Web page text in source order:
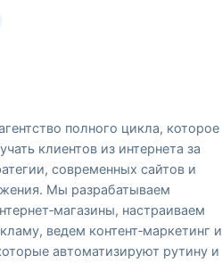
полного цикла, которое
клиентов из интернета за
современных сайтов и
Мы разрабатываем
настраиваем
ведем контент‑маркетинг и
автоматизируют рутину и